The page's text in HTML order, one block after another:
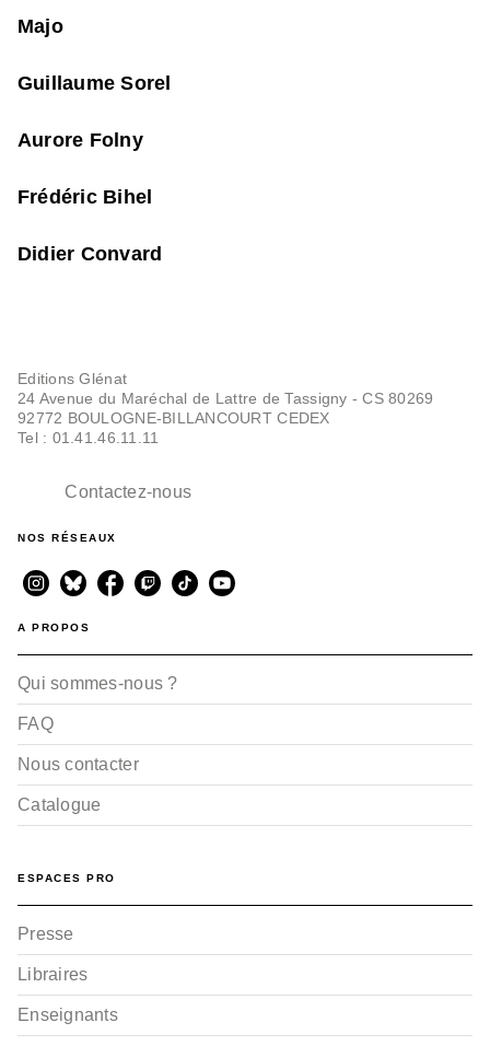
Majo
Guillaume Sorel
Aurore Folny
Frédéric Bihel
Didier Convard
Editions Glénat
24 Avenue du Maréchal de Lattre de Tassigny - CS 80269
92772 BOULOGNE-BILLANCOURT CEDEX
Tel : 01.41.46.11.11
Contactez-nous
NOS RÉSEAUX
A PROPOS
Qui sommes-nous ?
FAQ
Nous contacter
Catalogue
ESPACES PRO
Presse
Libraires
Enseignants